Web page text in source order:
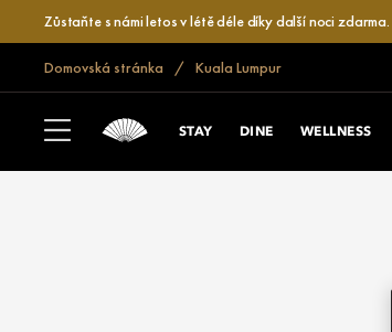
Zůstaňte s námi letos v létě déle díky další noci zdarma.
Domovská stránka Kuala Lumpur
STAY DINE WELLNESS